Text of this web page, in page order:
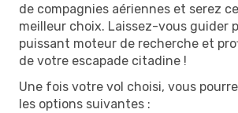
de compagnies aériennes et serez
meilleur choix. Laissez-vous guider
puissant moteur de recherche et
de votre escapade citadine !
Une fois votre vol choisi, vous
les options suivantes :